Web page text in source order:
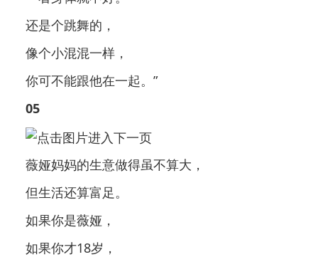
还是个跳舞的，
像个小混混一样，
你可不能跟他在一起。”
05
薇娅妈妈的生意做得虽不算大，
但生活还算富足。
如果你是薇娅，
如果你才18岁，